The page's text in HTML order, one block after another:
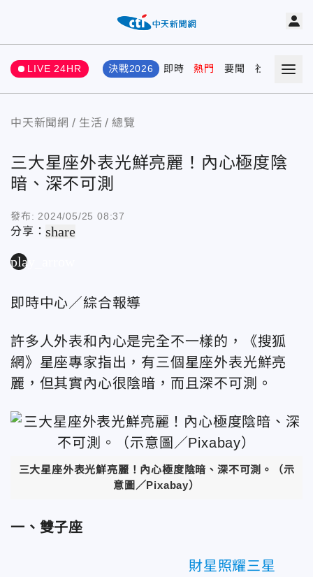
LIVE 24HR 決戰2026 即時 熱門 要聞 社會 娛樂
中天新聞網 生活 總覽
三大星座外表光鮮亮麗！內心極度陰
暗、深不可測
發布: 2024/05/25 08:37
分享：share
play_arrow
即時中心／綜合報導
許多人外表和內心是完全不一樣的，《搜狐
網》星座專家指出，有三個星座外表光鮮亮
麗，但其實內心很陰暗，而且深不可測。
三大星座外表光鮮亮麗！內心極度陰暗、深不可測。（示
意圖／Pixabay）
一、雙子座
財星照耀三星